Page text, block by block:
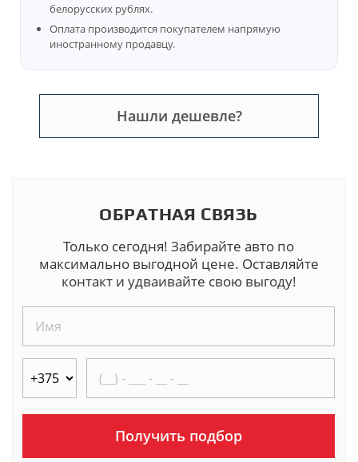
белорусских рублях.
Оплата производится покупателем напрямую
иностранному продавцу.
Нашли дешевле?
ОБРАТНАЯ СВЯЗЬ
Только сегодня! Забирайте авто по
максимально выгодной цене. Оставляйте
контакт и удваивайте свою выгоду!
Получить подбор